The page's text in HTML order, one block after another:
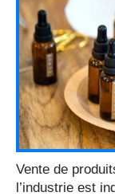
Vente de
l’industrie est